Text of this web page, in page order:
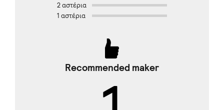
2 αστέρια
1 αστέρια
Recommended maker